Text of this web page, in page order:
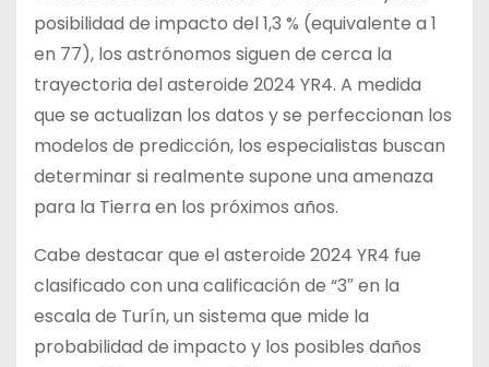
posibilidad de impacto del 1,3 % (equivalente a 1
en 77), los astrónomos siguen de cerca la
trayectoria del asteroide 2024 YR4. A medida
que se actualizan los datos y se perfeccionan los
modelos de predicción, los especialistas buscan
determinar si realmente supone una amenaza
para la Tierra en los próximos años.
Cabe destacar que el asteroide 2024 YR4 fue
clasificado con una calificación de “3″ en la
escala de Turín, un sistema que mide la
probabilidad de impacto y los posibles daños